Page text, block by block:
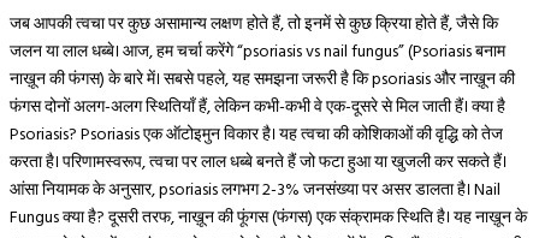
जब आपकी त्वचा पर कुछ असामान्य लक्षण होते हैं, तो इनमें से कुछ क्रिया होते हैं, जैसे कि
जलन या लाल धब्बे। आज, हम चर्चा करेंगे “psoriasis vs nail fungus” (Psoriasis बनाम
नाख़ून की फंगस) के बारे में। सबसे पहले, यह समझना जरूरी है कि psoriasis और नाख़ून की
फंगस दोनों अलग-अलग स्थितियाँ हैं, लेकिन कभी-कभी वे एक-दूसरे से मिल जाती हैं। क्या है
Psoriasis? Psoriasis एक ऑटोइमुन विकार है। यह त्वचा की कोशिकाओं की वृद्धि को तेज
करता है। परिणामस्वरूप, त्वचा पर लाल धब्बे बनते हैं जो फटा हुआ या खुजली कर सकते हैं।
आंसा नियामक के अनुसार, psoriasis लगभग 2-3% जनसंख्या पर असर डालता है। Nail
Fungus क्या है? दूसरी तरफ, नाख़ून की फूंगस (फंगस) एक संक्रामक स्थिति है। यह नाख़ून के